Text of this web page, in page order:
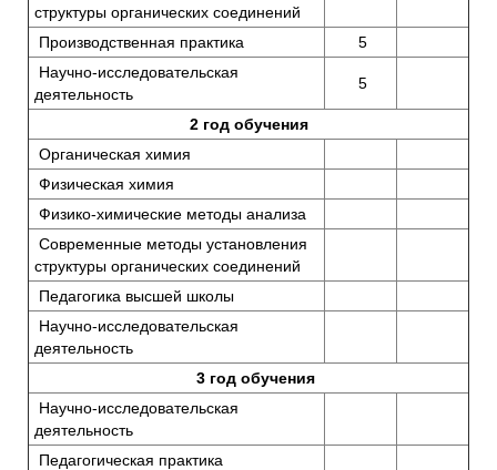
структуры органических соединений
Производственная практика
5
Научно-исследовательская
деятельность
5
2 год обучения
Органическая химия
Физическая химия
Физико-химические методы анализа
Современные методы установления
структуры органических соединений
Педагогика высшей школы
Научно-исследовательская
деятельность
3 год обучения
Научно-исследовательская
деятельность
Педагогическая практика